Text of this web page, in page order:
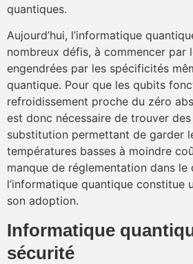
quantiques.
Aujourd’hui, l’informatique
nombreux défis, à commencer par
engendrées par les spécificités
quantique. Pour que les qubits
refroidissement proche du zéro
est donc nécessaire de trouver
substitution permettant de garder
températures basses à moindre
manque de réglementation dans le
l’informatique quantique constitue
son adoption.
​Informatique
sécurité